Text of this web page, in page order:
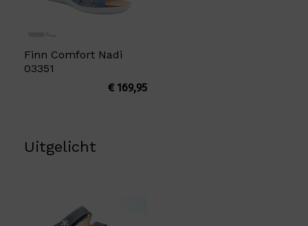
Finn Comfort Nadi
03351
€169,95
Uitgelicht